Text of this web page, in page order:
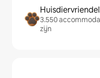
3.550
zijn